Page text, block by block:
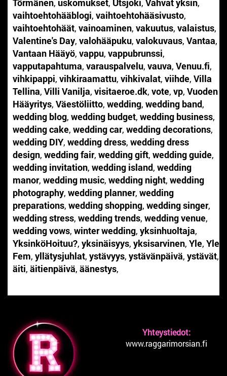
vaihtoehtohääblogi, vaihtoehtohääsivusto,
vaihtoehtohäät, vainoaminen, vakuutus, valaistus,
Valentine's Day, valohääpuku, valokuvaus, Vantaa,
Vantaan Hääyö, vappu, vappubrunssi,
vapputapahtuma, varauspalvelu, vauva, Venuu.fi,
vihkipappi, vihkiraamattu, vihkivalat, viihde, Villa
Tellina, Villi Vanilja, visitaeroe.dk, vote, vp, Vuoden
Hääyritys, Väestöliitto, wedding, wedding band,
wedding blog, wedding budget, wedding business,
wedding cake, wedding car, wedding decorations,
wedding DIY, wedding dress, wedding dress
design, wedding fair, wedding gift, wedding guide,
wedding invitation, wedding island, wedding
manor, wedding music, wedding night, wedding
photography, wedding planner, wedding
preparations, wedding shopping, wedding singer,
wedding stress, wedding trends, wedding venue,
wedding vows, winter wedding, yksinhuoltaja,
YksinköHoituu?, yksinäisyys, yksisarvinen, Yle, Yle
Fem, yllätysjuhlat, ystävyys, ystävänpäivä, ystävät,
äiti, äitienpäivä, äänestys,
Yhteystiedot:
www.raggarimorsian.fi